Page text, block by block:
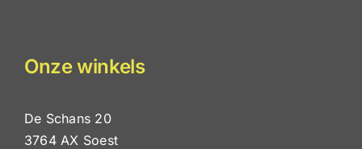
Onze winkels
De Schans 20
3764 AX Soest